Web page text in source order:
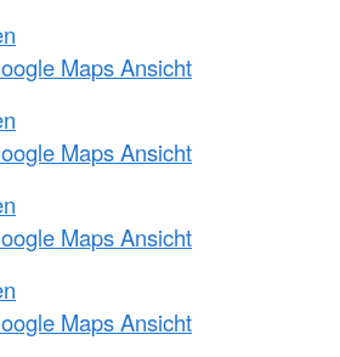
Maps Ansicht
Maps Ansicht
Maps Ansicht
Maps Ansicht